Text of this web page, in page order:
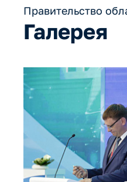
Правительство
Галерея